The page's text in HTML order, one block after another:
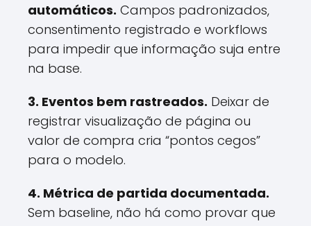
automáticos. Campos padronizados,
consentimento registrado e workflows
para impedir que informação suja entre
na base.
3. Eventos bem rastreados. Deixar de
registrar visualização de página ou
valor de compra cria “pontos cegos”
para o modelo.
4. Métrica de partida documentada.
Sem baseline, não há como provar que